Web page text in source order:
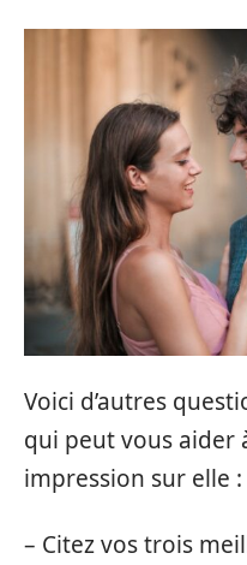
Voici d’autres
qui peut vous aider
impression sur elle :
– Citez vos trois